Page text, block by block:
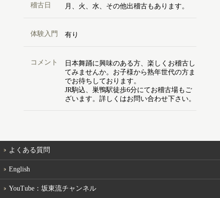
稽古日 月、火、水、その他出稽古もあります。
体験入門 有り
コメント
日本舞踊に興味のある方、楽しくお稽古し
てみませんか。お子様から熟年世代の方ま
でお待ちしております。
JR駒込、巣鴨駅徒歩6分にてお稽古場もご
ざいます。詳しくはお問い合わせ下さい。
よくある質問
English
YouTube：坂東流チャンネル